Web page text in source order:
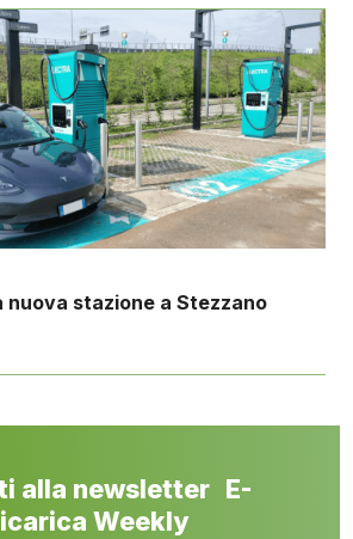
stazione a Stezzano
alla newsletter E-
Weekly